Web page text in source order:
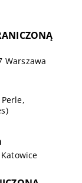
Warszawa